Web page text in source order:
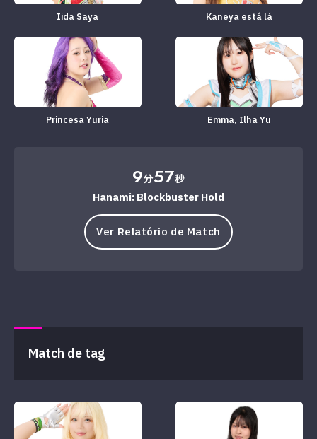
Iida Saya
Princesa Yuria
Kaneya está lá
Emma, ​​Ilha Yu
9分57秒
Hanami: Blockbuster Hold
Ver Relatório de Match
Match de tag